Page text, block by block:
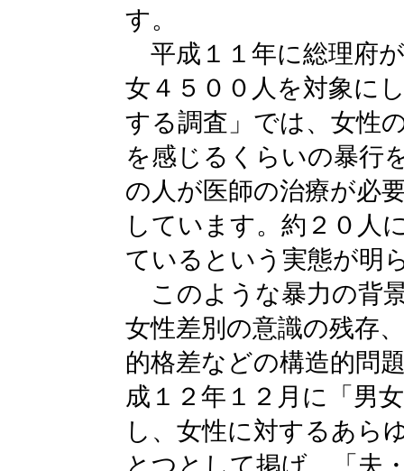
す。
平成１１年に総理府
女４５００人を対象に
する調査」では、女性
を感じるくらいの暴行
の人が医師の治療が必
しています。約２０人
ているという実態が明
このような暴力の背
女性差別の意識の残存
的格差などの構造的問
成１２年１２月に「男
し、女性に対するあら
とつとして掲げ、「夫